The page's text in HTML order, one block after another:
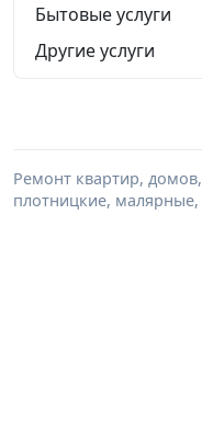
Бытовые услуги
Другие услуги
Ремонт квартир,
плотницкие, малярные,